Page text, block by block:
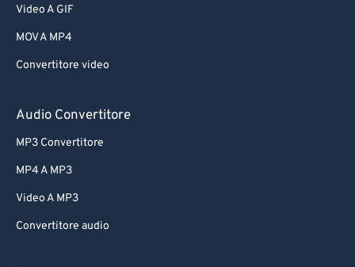
Video A GIF
MOV A MP4
Convertitore video
Audio Convertitore
MP3 Convertitore
MP4 A MP3
Video A MP3
Convertitore audio